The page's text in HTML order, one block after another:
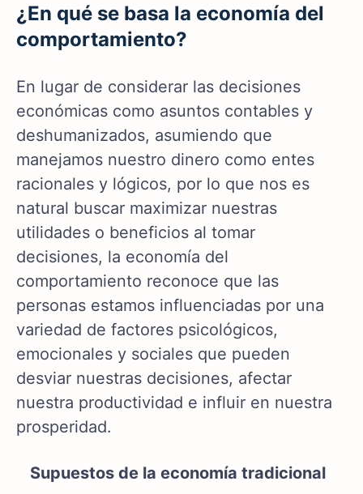
¿En qué se basa la economía del
comportamiento?
En lugar de considerar las decisiones
económicas como asuntos contables y
deshumanizados, asumiendo que
manejamos nuestro dinero como entes
racionales y lógicos, por lo que nos es
natural buscar maximizar nuestras
utilidades o beneficios al tomar
decisiones, la economía del
comportamiento reconoce que las
personas estamos influenciadas por una
variedad de factores psicológicos,
emocionales y sociales que pueden
desviar nuestras decisiones, afectar
nuestra productividad e influir en nuestra
prosperidad.
Supuestos de la economía tradicional